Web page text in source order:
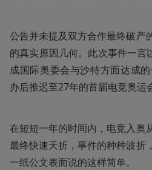
公告并未提及双方合作最终破产
的真实原因几何。此次事件一言
成国际奥委会与沙特方面达成
办后推迟至27年的首届电竞奥运
在短短一年的时间内，电竞入奥
最终快速夭折，事件的种种波折
一纸公文表面说的这样简单。